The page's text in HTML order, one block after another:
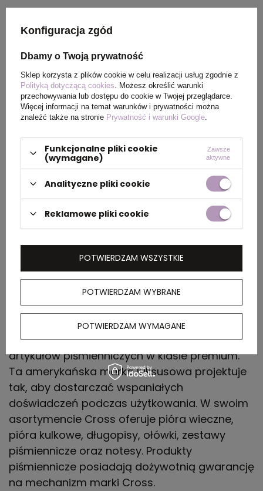
Opakowanie
Kolor tuszu czarny
OPIS
w diamenty w kolorze tytanowo-szarym i
szare elementy powlekane metodą PVD.
Produkt zapakowano w etui premium.
zaprojektowana zgodnie z
trendami nowoczesnego wzornictwa
czysta przyjemność posiadać i móc trzymać
w dłoni te eleganckie i awangardowe artykuły
piśmiennicze. Opływowy, romboidalny korpus i
idealnie zintegrowany klips oddaje odważną
linię miejskiego designu.
Już ponad 170 lat,Crosstworzy kolekcje
artykułów piśmienniczych w klasie premium.
Ta amerykańska marka luksusowa projektuje
tak, aby dostarczać wspaniałych
doświadczeń podczas użytkowania. W swoim
asortymencie Cross oferuje pióra wieczne,
pióra kulkowe, długopisy, ołówki, zestawy
piśmiennicze oraz notesy. Produkty
piśmiennicze posiadają dożywotnią gwarancję
na mechanizm marki Cross.
Konfiguracja zgód
Dbamy o Twoją prywatność
Sklep korzysta z plików cookie w celu realizacji usług zgodnie z
Polityką dotyczącą cookies . Możesz określić warunki
przechowywania lub dostępu do cookie w Twojej przeglądarce.
Więcej informacji na temat warunków i prywatności można
znaleźć także na stronie Prywatność i warunki Google
Funkcjonalne pliki cookie
(wymagane)
Zawsze
aktywne
Analityczne pliki cookie
Reklamowe pliki cookie
POTWIERDZAM WYBRANE
POTWIERDZAM WYMAGANE
POTWIERDZAM WSZYSTKIE